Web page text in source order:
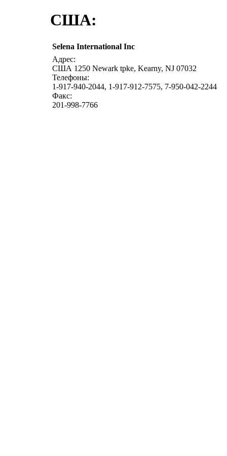
США:
Selena International Inc
Адрес:
США 1250 Newark tpke, Kearny, NJ 07032
Телефоны:
1-917-940-2044, 1-917-912-7575, 7-950-042-2244
Факс:
201-998-7766